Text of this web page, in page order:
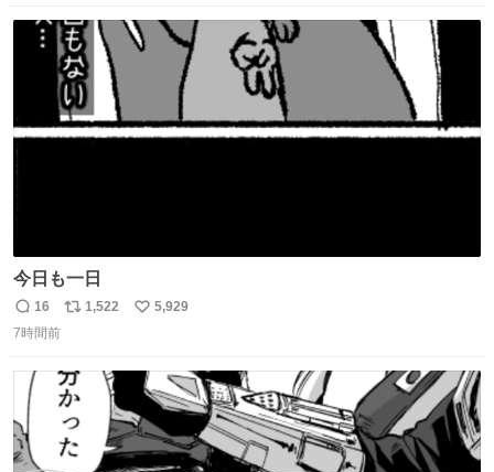
ト
数
数
今日も一日
返
信
16
リ
ト
数
1,522
い
数
5,929
7時間前